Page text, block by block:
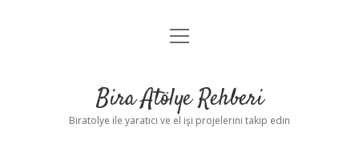
Anasayfa
Yasal Uyarı
menüyü
Bira Atölye Rehberi
Biratolye ile yaratıcı ve el işi projelerini takip edin